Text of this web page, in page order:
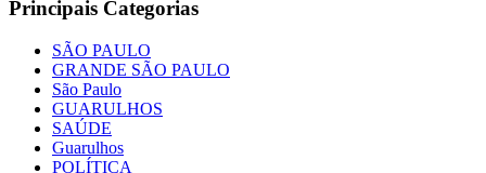
Principais Categorias
SÃO PAULO
GRANDE SÃO PAULO
São Paulo
GUARULHOS
SAÚDE
Guarulhos
POLÍTICA